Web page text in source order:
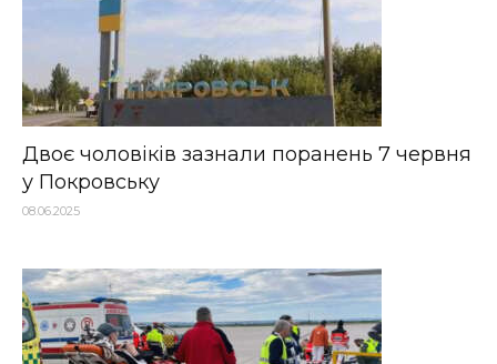
Двоє чоловіків зазнали поранень 7 червня
у Покровську
08.06.2025